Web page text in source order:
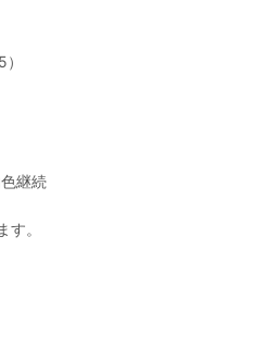
継続
。